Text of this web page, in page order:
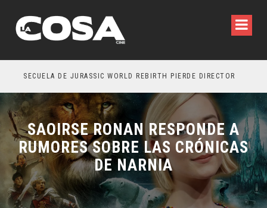
SECUELA DE JURASSIC WORLD REBIRTH PIERDE DIRECTOR
SAOIRSE RONAN RESPONDE A
RUMORES SOBRE LAS CRÓNICAS
DE NARNIA